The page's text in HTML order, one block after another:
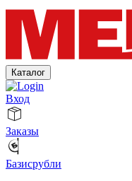
Каталог
Вход
Заказы
Базисрубли